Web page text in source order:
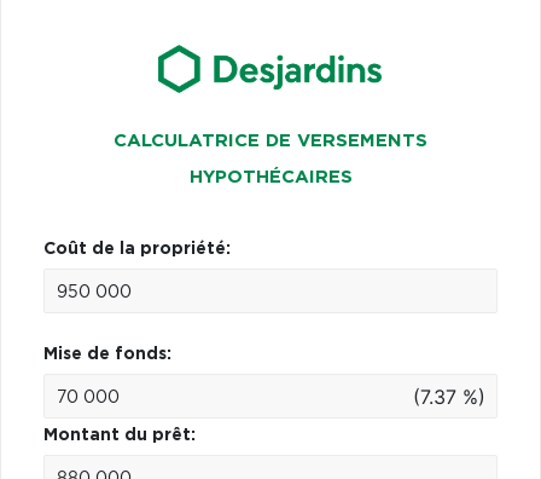
CALCULATRICE DE VERSEMENTS
HYPOTHÉCAIRES
Coût de la propriété:
Mise de fonds:
(7.37 %)
Montant du prêt: